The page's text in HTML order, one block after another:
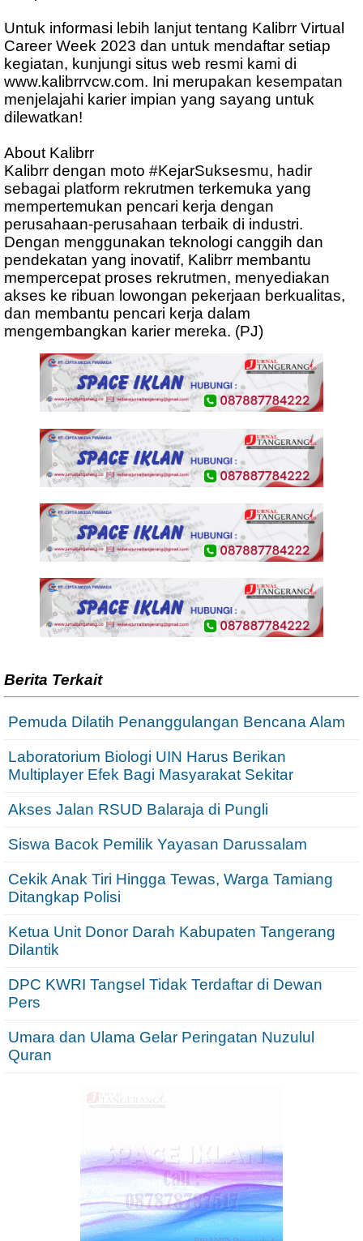
Untuk informasi lebih lanjut tentang Kalibrr Virtual
Career Week 2023 dan untuk mendaftar setiap
kegiatan, kunjungi situs web resmi kami di
www.kalibrrvcw.com. Ini merupakan kesempatan
menjelajahi karier impian yang sayang untuk
dilewatkan!
About Kalibrr
Kalibrr dengan moto #KejarSuksesmu, hadir
sebagai platform rekrutmen terkemuka yang
mempertemukan pencari kerja dengan
perusahaan-perusahaan terbaik di industri.
Dengan menggunakan teknologi canggih dan
pendekatan yang inovatif, Kalibrr membantu
mempercepat proses rekrutmen, menyediakan
akses ke ribuan lowongan pekerjaan berkualitas,
dan membantu pencari kerja dalam
mengembangkan karier mereka. (PJ)
Berita Terkait
Pemuda Dilatih Penanggulangan Bencana Alam
Laboratorium Biologi UIN Harus Berikan
Multiplayer Efek Bagi Masyarakat Sekitar
Akses Jalan RSUD Balaraja di Pungli
Siswa Bacok Pemilik Yayasan Darussalam
Cekik Anak Tiri Hingga Tewas, Warga Tamiang
Ditangkap Polisi
Ketua Unit Donor Darah Kabupaten Tangerang
Dilantik
DPC KWRI Tangsel Tidak Terdaftar di Dewan
Pers
Umara dan Ulama Gelar Peringatan Nuzulul
Quran